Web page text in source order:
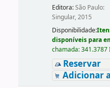
Editora:São Paulo:
Singular, 2015
Disponibilidade:
disponíveis para
chamada:341.3787
Reservar
Adicionar